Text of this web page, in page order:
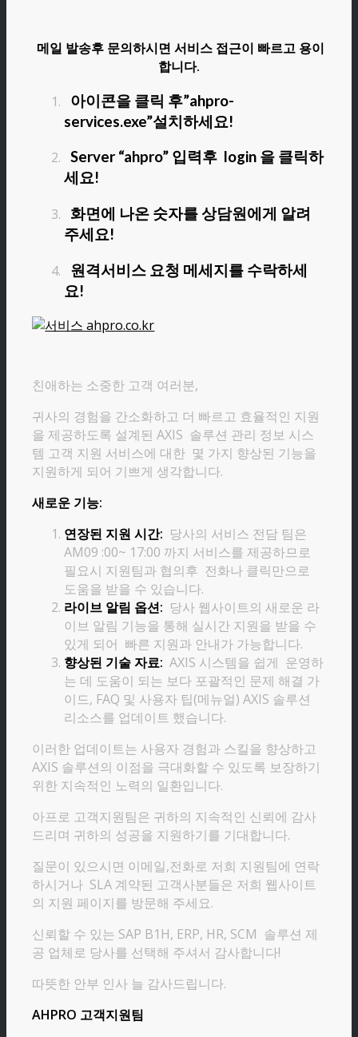
메일 발송후 문의하시면 서비스 접근이 빠르고 용이
합니다.
아이콘을 클릭 후”ahpro-
services.exe”설치하세요!
Server “ahpro” 입력후 login 을 클릭하
세요!
화면에 나온 숫자를 상담원에게 알려
주세요!
원격서비스 요청 메세지를 수락하세
요!
친애하는 소중한 고객 여러분,
귀사의 경험을 간소화하고 더 빠르고 효율적인 지원
을 제공하도록 설계된 AXIS 솔루션 관리 정보 시스
템 고객 지원 서비스에 대한 몇 가지 향상된 기능을
지원하게 되어 기쁘게 생각합니다.
새로운 기능:
연장된 지원 시간: 당사의 서비스 전담 팀은
AM09 :00~ 17:00 까지 서비스를 제공하므로
필요시 지원팀과 협의후 전화나 클릭만으로
도움을 받을 수 있습니다.
라이브 알림 옵션: 당사 웹사이트의 새로운 라
이브 알림 기능을 통해 실시간 지원을 받을 수
있게 되어 빠른 지원과 안내가 가능합니다.
향상된 기술 자료: AXIS 시스템을 쉽게 운영하
는 데 도움이 되는 보다 포괄적인 문제 해결 가
이드, FAQ 및 사용자 팁(메뉴얼) AXIS 솔루션
리소스를 업데이트 했습니다.
이러한 업데이트는 사용자 경험과 스킬을 향상하고
AXIS 솔루션의 이점을 극대화할 수 있도록 보장하기
위한 지속적인 노력의 일환입니다.
아프로 고객지원팀은 귀하의 지속적인 신뢰에 감사
드리며 귀하의 성공을 지원하기를 기대합니다.
질문이 있으시면 이메일,전화로 저희 지원팀에 연락
하시거나 SLA 계약된 고객사분들은 저희 웹사이트
의 지원 페이지를 방문해 주세요.
신뢰할 수 있는 SAP B1H, ERP, HR, SCM 솔루션 제
공 업체로 당사를 선택해 주셔서 감사합니다!
따뜻한 안부 인사 늘 감사드립니다.
AHPRO 고객지원팀